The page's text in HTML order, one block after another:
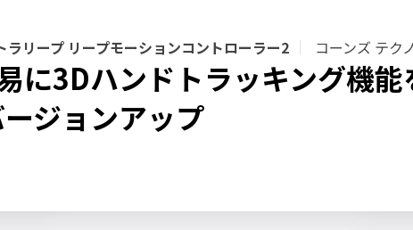
ラリープ リープモーションコントローラー2 コーンズ テク
に3Dハンドトラッキング機
ジョンアップ